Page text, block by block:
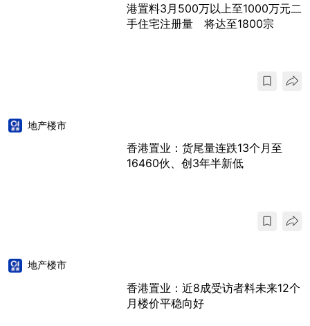
港置料3月500万以上至1000万元二
手住宅注册量 将达至1800宗
地产楼市
香港置业：货尾量连跌13个月至
16460伙、创3年半新低
地产楼市
香港置业：近8成受访者料未来12个
月楼价平稳向好